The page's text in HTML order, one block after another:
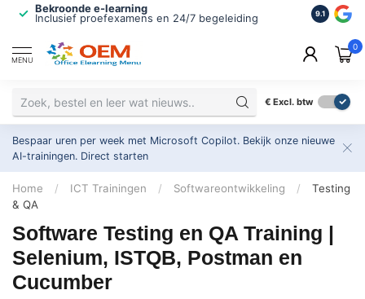
Bekroonde e-learning
Inclusief proefexamens en 24/7 begeleiding
ISO
2.500+
9.1
MENU
0
€ Excl. btw
Bespaar uren per week met Microsoft Copilot. Bekijk onze nieuwe
AI-trainingen. Direct starten
Home / ICT Trainingen / Softwareontwikkeling /
Testing
& QA
Software Testing en QA Training |
Selenium, ISTQB, Postman en
Cucumber